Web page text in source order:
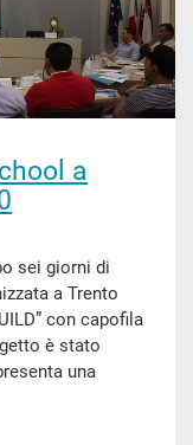
a
sei giorni di
a Trento
con capofila
è stato
una